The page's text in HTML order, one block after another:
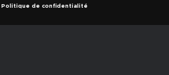
Politique de confidentialité